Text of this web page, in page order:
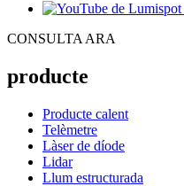
CONSULTA ARA
producte
Producte calent
Telèmetre
Làser de díode
Lidar
Llum estructurada